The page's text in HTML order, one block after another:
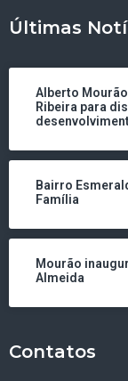
Últimas
Alberto
Ribeira para
Bairro
Família
Mourão
Almeida
Contatos